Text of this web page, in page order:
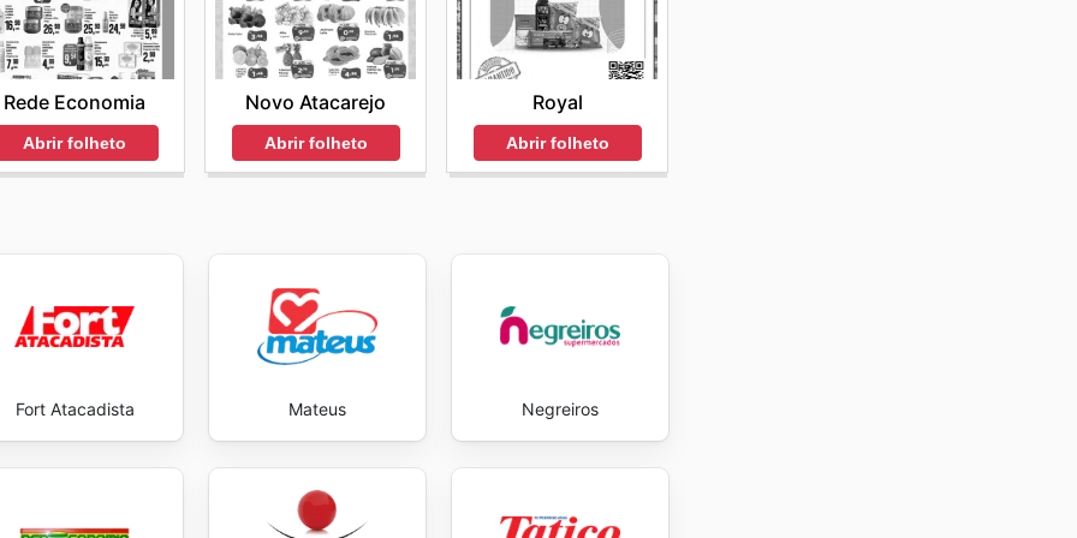
do que há de melhor em termos de custo-benefício no mercado.
this weeke Preço Certo weekly adsreforça o compromisso
o Preço Certo, você não está apenas comprando; está fazendo
planejamento financeiro. Stay up to date with Preço Certo's
Rede Economia
Abrir folheto
Novo Atacarejo
Abrir folheto
Royal
Abrir folheto
Fort Atacadista Mateus Negreiros